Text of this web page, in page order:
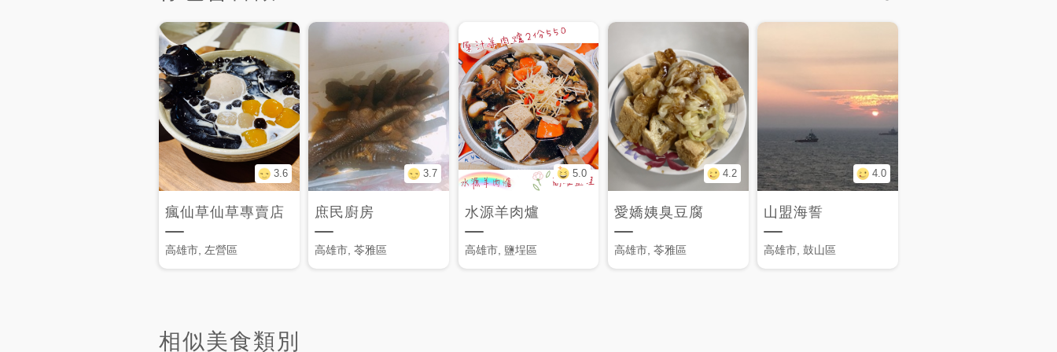
3.6
瘋仙草仙草專賣店
高雄市, 左營區
3.7
庶民廚房
高雄市, 苓雅區
5.0
水源羊肉爐
高雄市, 鹽埕區
4.2
愛嬌姨臭豆腐
高雄市, 苓雅區
4.0
山盟海誓
高雄市, 鼓山區
相似美食類別